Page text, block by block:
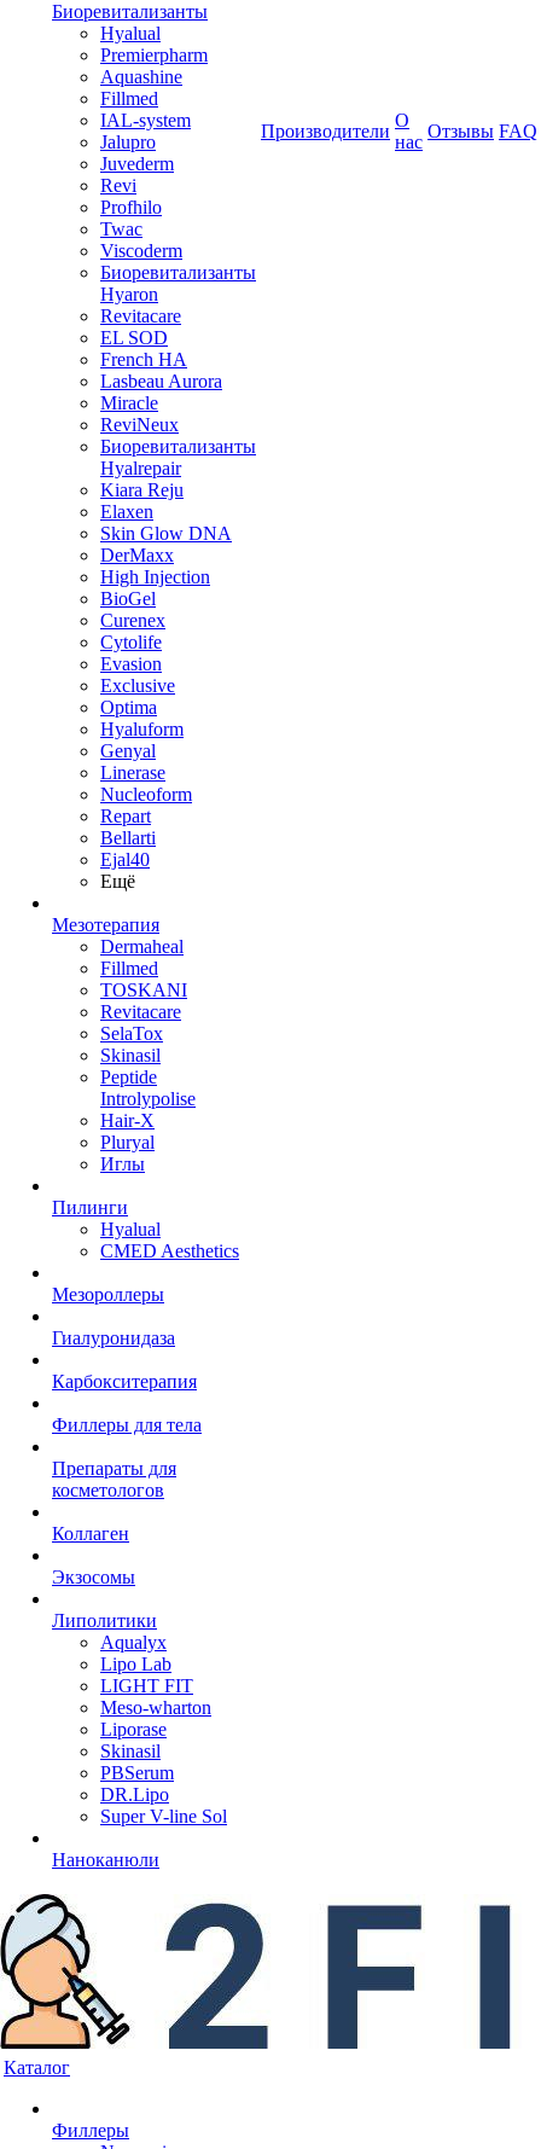
Биоревитализанты
Hyalual
Premierpharm
Aquashine
Fillmed
IAL-system
Jalupro
Juvederm
Revi
Profhilo
Twac
Viscoderm
Биоревитализанты
Hyaron
Revitacare
EL SOD
French HA
Lasbeau Aurora
Miracle
ReviNeux
Биоревитализанты
Hyalrepair
Kiara Reju
Elaxen
Skin Glow DNA
DerMaxx
High Injection
BioGel
Curenex
Cytolife
Evasion
Exclusive
Optima
Hyaluform
Genyal
Linerase
Nucleoform
Repart
Bellarti
Ejal40
Ещё
Мезотерапия
Dermaheal
Fillmed
TOSKANI
Revitacare
SelaTox
Skinasil
Peptide
Introlypolise
Hair-X
Pluryal
Иглы
Пилинги
Hyalual
CMED Aesthetics
Мезороллеры
Гиалуронидаза
Карбокситерапия
Филлеры для тела
Препараты для
косметологов
Коллаген
Экзосомы
Липолитики
Aqualyx
Lipo Lab
LIGHT FIT
Meso-wharton
Liporase
Skinasil
PBSerum
DR.Lipo
Super V-line Sol
Наноканюли
Производители
О
нас
Отзывы FAQ
Каталог
Филлеры